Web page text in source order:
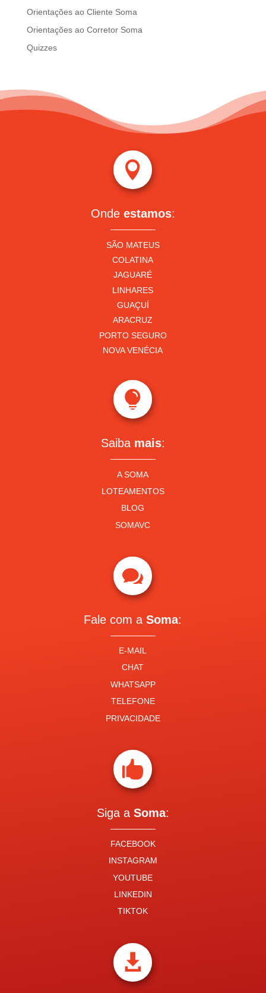
Orientações ao Cliente Soma
Orientações ao Corretor Soma
Quizzes

Onde estamos:
SÃO MATEUS
COLATINA
JAGUARÉ
LINHARES
GUAÇUÍ
ARACRUZ
PORTO SEGURO
NOVA VENÉCIA

Saiba mais:
A SOMA
LOTEAMENTOS
BLOG
SOMAVC

Fale com aSoma:
E-MAIL
CHAT
WHATSAPP
TELEFONE
PRIVACIDADE

Siga a Soma:
FACEBOOK
INSTAGRAM
YOUTUBE
LINKEDIN
TIKTOK
